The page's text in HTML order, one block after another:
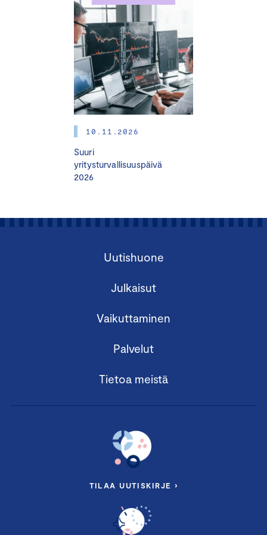
10.11.2026
Suuri
yritysturvallisuuspäivä
2026
Uutishuone
Julkaisut
Vaikuttaminen
Palvelut
Tietoa meistä
TILAA UUTISKIRJE ›